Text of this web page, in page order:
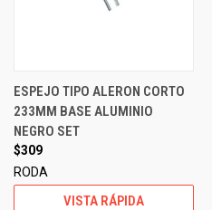
ESPEJO TIPO ALERON CORTO
233MM BASE ALUMINIO
NEGRO SET
$309
RODA
VISTA RÁPIDA